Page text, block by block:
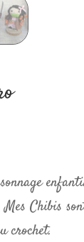
Mes Chibis
crochet.